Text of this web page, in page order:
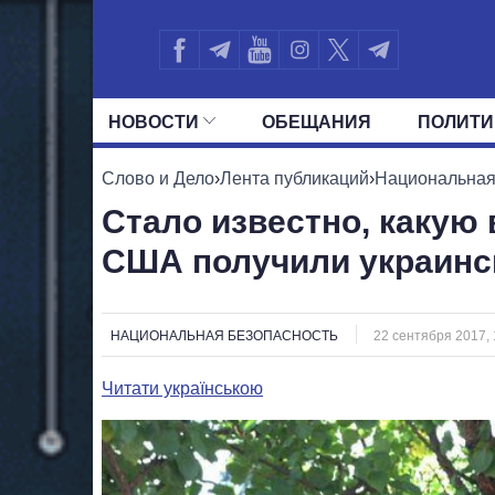
НОВОСТИ ОБЕЩАНИЯ
ВСЕ ПОЛИТИКИ ПРЕЗИДЕНТ И
Слово и Дело›Лента публикаций›
Стало известно, какую
США получили
НАЦИОНАЛЬНАЯ БЕЗОПАСНОСТЬ 22 сентября 2017,
Читати українською